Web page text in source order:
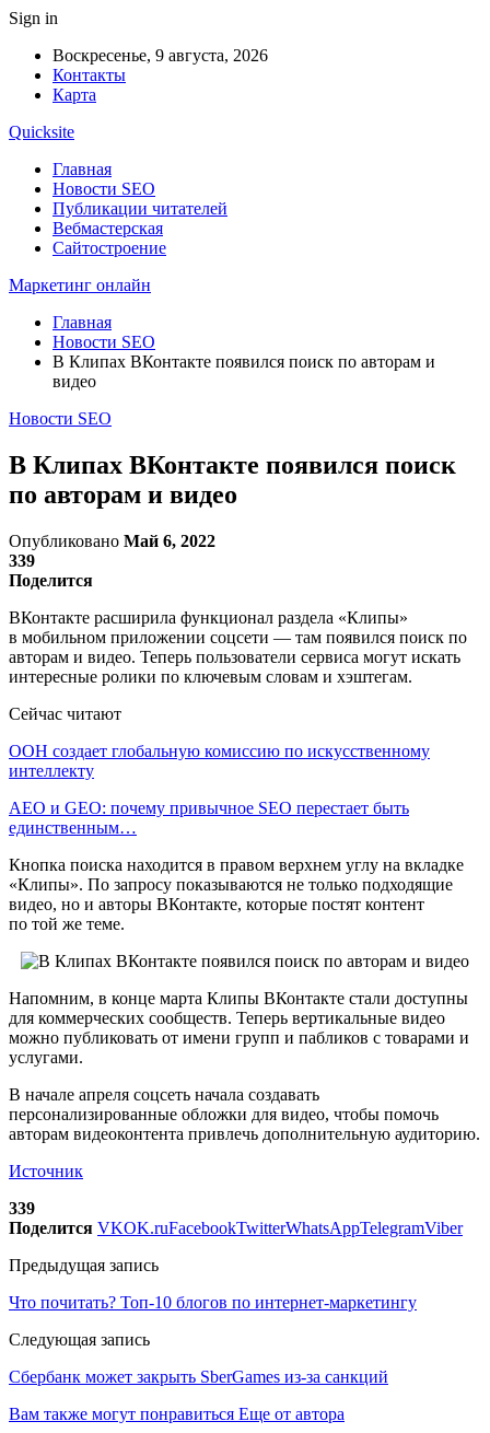
Sign in
Воскресенье, 9 августа, 2026
Контакты
Карта
Quicksite
Главная
Новости SEO
Публикации читателей
Вебмастерская
Сайтостроение
Маркетинг онлайн
Главная
Новости SEO
В Клипах ВКонтакте появился поиск по авторам и
видео
Новости SEO
В Клипах ВКонтакте появился поиск
по авторам и видео
Опубликовано Май 6, 2022
339
Поделится
ВКонтакте расширила функционал раздела «Клипы»
в мобильном приложении соцсети — там появился поиск по
авторам и видео. Теперь пользователи сервиса могут искать
интересные ролики по ключевым словам и хэштегам.
Сейчас читают
ООН создает глобальную комиссию по искусственному
интеллекту
AEO и GEO: почему привычное SEO перестает быть
единственным…
Кнопка поиска находится в правом верхнем углу на вкладке
«Клипы». По запросу показываются не только подходящие
видео, но и авторы ВКонтакте, которые постят контент
по той же теме.
Напомним, в конце марта Клипы ВКонтакте стали доступны
для коммерческих сообществ. Теперь вертикальные видео
можно публиковать от имени групп и пабликов с товарами и
услугами.
В начале апреля соцсеть начала создавать
персонализированные обложки для видео, чтобы помочь
авторам видеоконтента привлечь дополнительную аудиторию.
Источник
339
Поделится VKOK.ruFacebookTwitterWhatsAppTelegramViber
Предыдущая запись
Что почитать? Топ-10 блогов по интернет-маркетингу
Следующая запись
Сбербанк может закрыть SberGames из-за санкций
Вам также могут понравиться Еще от автора